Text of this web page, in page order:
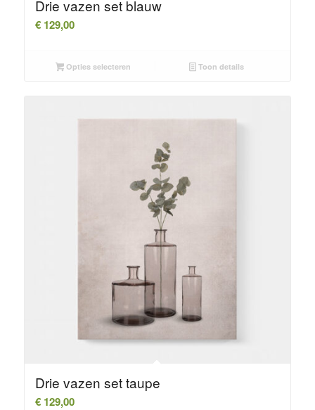
Drie vazen set blauw
€129,00
Opties selecteren Toon details
Drie vazen set taupe
€129,00